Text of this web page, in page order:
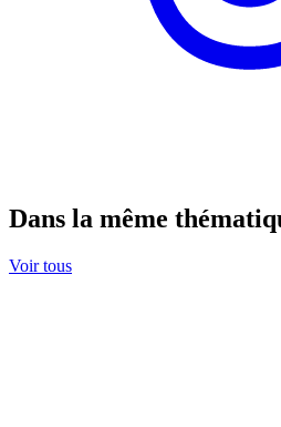
Dans la même
Voir tous